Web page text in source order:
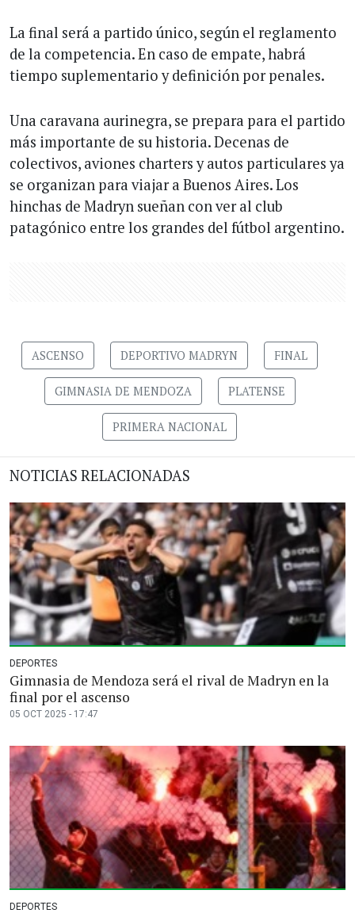
La final será a partido único, según el reglamento
de la competencia. En caso de empate, habrá
tiempo suplementario y definición por penales.
Una caravana aurinegra, se prepara para el partido
más importante de su historia. Decenas de
colectivos, aviones charters y autos particulares ya
se organizan para viajar a Buenos Aires. Los
hinchas de Madryn sueñan con ver al club
patagónico entre los grandes del fútbol argentino.
ASCENSO DEPORTIVO MADRYN FINAL
GIMNASIA DE MENDOZA PLATENSE
PRIMERA NACIONAL
NOTICIAS RELACIONADAS
DEPORTES
Gimnasia de Mendoza será el rival de Madryn en la
final por el ascenso
05 OCT 2025 - 17:47
DEPORTES